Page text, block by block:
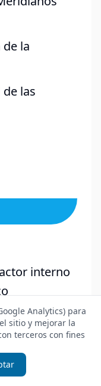
la
las
interno
con
Analytics) para
sitio y mejorar la
terceros con fines